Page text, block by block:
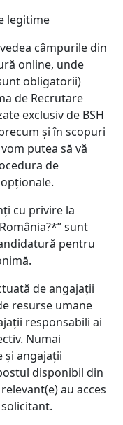
legitime
câmpurile din
online, unde
obligatorii)
de Recrutare
exclusiv de BSH
și în scopuri
putea să vă
de
cu privire la
sunt
pentru
de angajații
resurse umane
responsabili ai
Numai
și angajații
disponibil din
au acces